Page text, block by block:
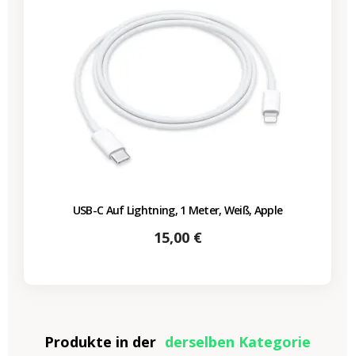
USB-C Auf Lightning, 1 Meter, Weiß, Apple
Preis
15,00 €
Produkte in der derselben Kategorie